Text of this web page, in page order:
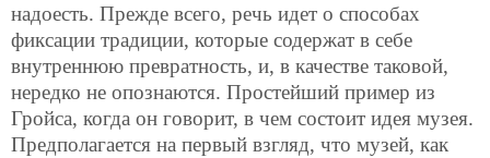
надоесть. Прежде всего, речь идет о способах
фиксации традиции, которые содержат в себе
внутреннюю превратность, и, в качестве таковой,
нередко не опознаются. Простейший пример из
Гройса, когда он говорит, в чем состоит идея музея.
Предполагается на первый взгляд, что музей, как